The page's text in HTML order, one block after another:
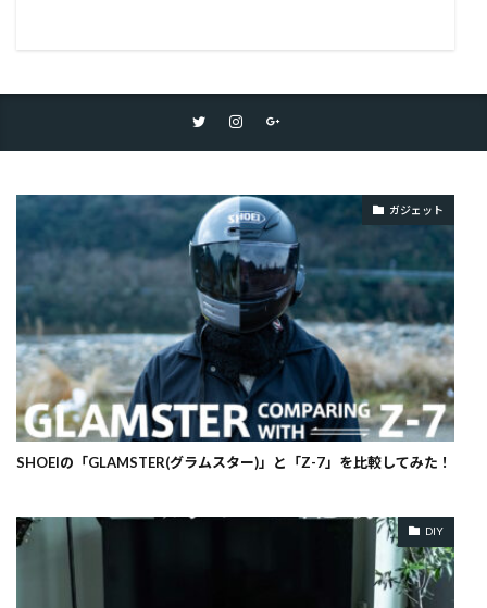
ガジェット
SHOEIの「GLAMSTER(グラムスター)」と「Z-7」を比較してみた！
DIY